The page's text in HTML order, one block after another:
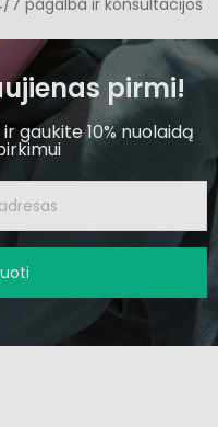
pirmi!
gaukite 10% nuolaidą